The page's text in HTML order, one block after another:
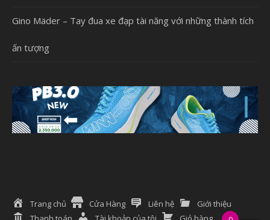
Gino Mäder – Tay đua xe đạp tài năng với những thành tích
ấn tượng
Trang chủ Cửa Hàng Liên hệ
Giới thiệu